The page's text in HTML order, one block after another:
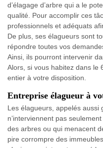
d’élagage d’arbre qui a le
qualité. Pour accomplir ces
professionnels et adéquats
De plus, ses élagueurs sont
répondre toutes vos
Ainsi, ils pourront intervenir
Alors, si vous habitez dans le
entier à votre disposition.
Entreprise élagueur à
Les élagueurs, appelés aussi
n’interviennent pas
des arbres ou qui menacent
pire corrompre des